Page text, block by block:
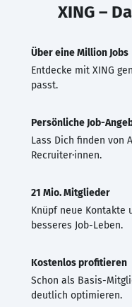
XING –
Über eine Million Jobs
Entdecke mit XING
passt.
Persönliche Job-
Lass Dich finden von
Recruiter·innen.
21 Mio. Mitglieder
Knüpf neue Kontakte
besseres Job-Leben.
Kostenlos profitieren
Schon als Basis-
deutlich optimieren.